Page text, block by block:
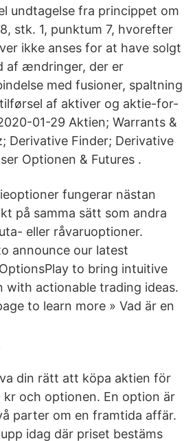
undtagelse fra princippet om
stk. 1, punktum 7, hvorefter
ikke anses for at have solgt
af ændringer, der er
med fusioner, spaltning
af aktiver og aktie-for-
01-29 Aktien; Warrants &
Derivative Finder; Derivative
Optionen & Futures .
fungerar nästan
på samma sätt som andra
eller råvaruoptioner.
announce our latest
to bring intuitive
with actionable trading ideas.
to learn more » Vad är en
din rätt att köpa aktien för
kr och optionen. En option är
parter om en framtida affär.
idag där priset bestäms